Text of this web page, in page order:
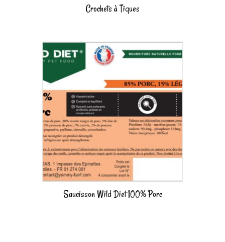
Crochets à Tiques
Saucisson Wild Diet 100% Porc